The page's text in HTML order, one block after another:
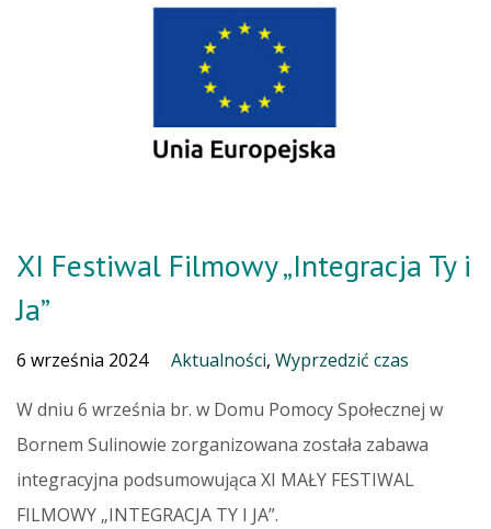
XI Festiwal Filmowy „Integracja Ty i
Ja”
6 września 2024 Aktualności, Wyprzedzić czas
W dniu 6 września br. w Domu Pomocy Społecznej w
Bornem Sulinowie zorganizowana została zabawa
integracyjna podsumowująca XI MAŁY FESTIWAL
FILMOWY „INTEGRACJA TY I JA”.